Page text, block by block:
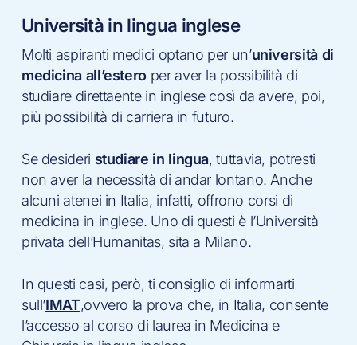
Università in lingua inglese
Molti aspiranti medici optano per un’università di
medicina all’estero per aver la possibilità di
studiare direttaente in inglese così da avere, poi,
più possibilità di carriera in futuro.
Se desideri studiare in lingua, tuttavia, potresti
non aver la necessità di andar lontano. Anche
alcuni atenei in Italia, infatti, offrono corsi di
medicina in inglese. Uno di questi è l’Università
privata dell’Humanitas, sita a Milano.
In questi casi, però, ti consiglio di informarti
sull’IMAT,ovvero la prova che, in Italia, consente
l’accesso al corso di laurea in Medicina e